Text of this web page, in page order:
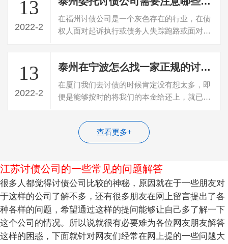
13
2022-2
在福州讨债公司是一个灰色存在的行业，在债
权人面对起诉执行或债务人失踪跑路或面对真
13
2022-2
泰州在宁波怎么找一家正规的讨债公司
在厦门我们去讨债的时候肯定没有想太多，即
便是能够按时的将我们的本金给还上，就已经
查看更多+
江苏讨债公司的一些常见的问题解答
很多人都觉得讨债公司比较的神秘，原因就在于一些朋友对
于这样的公司了解不多，还有很多朋友在网上留言提出了各
种各样的问题，希望通过这样的提问能够让自己多了解一下
这个公司的情况。所以说就很有必要难为各位网友朋友解答
这样的困惑，下面就针对网友们经常在网上提的一些问题大